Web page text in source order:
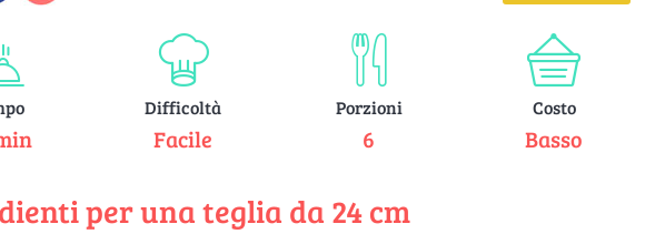
Difficoltà
Facile
Porzioni
6
Costo
Basso
per una teglia da 24 cm